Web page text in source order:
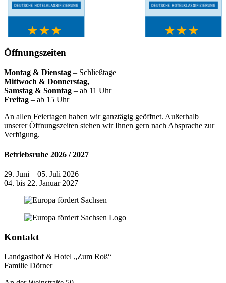
Öffnungszeiten
Montag & Dienstag – Schließtage
Mittwoch & Donnerstag,
Samstag & Sonntag – ab 11 Uhr
Freitag – ab 15 Uhr
An allen Feiertagen haben wir ganztägig geöffnet. Außerhalb
unserer Öffnungszeiten stehen wir Ihnen gern nach Absprache zur
Verfügung.
Betriebsruhe 2026 / 2027
29. Juni – 05. Juli 2026
04. bis 22. Januar 2027
Kontakt
Landgasthof & Hotel „Zum Roß“
Familie Dörner